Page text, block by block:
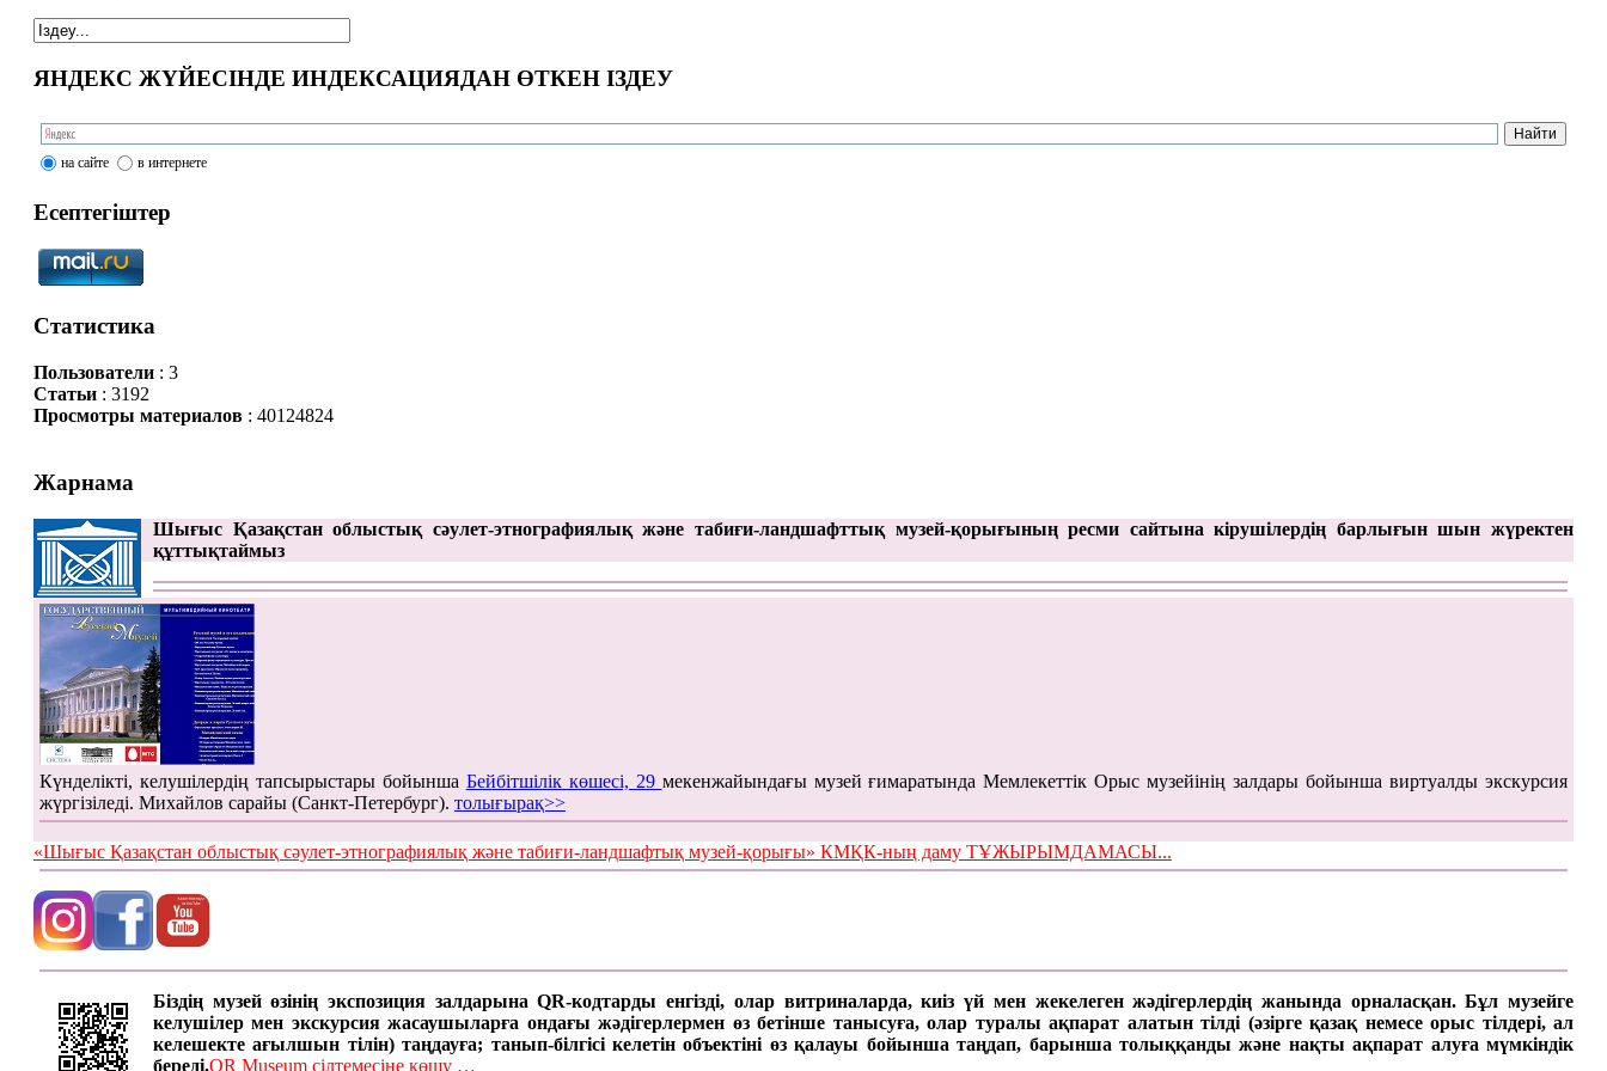
ЯНДЕКС ЖҮЙЕСІНДЕ ИНДЕКСАЦИЯДАН ӨТКЕН ІЗДЕУ
на сайте в интернете
Есептегіштер
Статистика
Пользователи: 3
Статьи: 3192
Просмотры материалов: 40124824
Жарнама
Шығыс Қазақстан облыстық сәулет-этнографиялық және табиғи-ландшафттық музей-қорығының ресми сайтына кірушілердің барлығын шын жүректен
құттықтаймыз
Күнделікті, келушілердің тапсырыстары бойынша Бейбітшілік көшесі, 29 мекенжайындағы музей ғимаратында Мемлекеттік Орыс музейінің залдары бойынша виртуалды экскурсия
жүргізіледі. Михайлов сарайы (Санкт-Петербург). толығырақ>>
«Шығыс Қазақстан облыстық сәулет-этнографиялық және табиғи-ландшафтық музей-қорығы» КМҚК-ның даму ТҰЖЫРЫМДАМАСЫ...
Біздің музей өзінің экспозиция залдарына QR-кодтарды енгізді, олар витриналарда, киіз үй мен жекелеген жәдігерлердің жанында орналасқан. Бұл музейге
келушілер мен экскурсия жасаушыларға ондағы жәдігерлермен өз бетінше танысуға, олар туралы ақпарат алатын тілді (әзірге қазақ немесе орыс тілдері, ал
келешекте ағылшын тілін) таңдауға; танып-білгісі келетін объектіні өз қалауы бойынша таңдап, барынша толыққанды және нақты ақпарат алуға мүмкіндік
береді.QR Museum сілтемесіне көшу …